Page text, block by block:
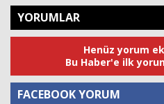
YORUMLAR
Henüz yorum
Bu Haber'e ilk
FACEBOOK YORUM